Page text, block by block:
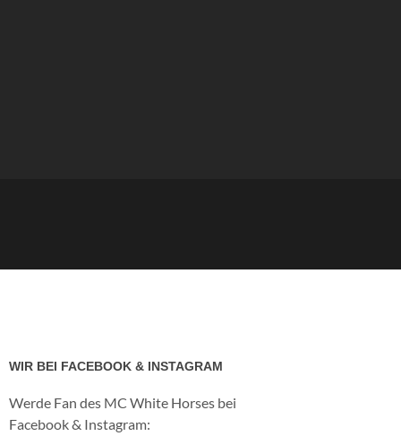
WIR BEI FACEBOOK & INSTAGRAM
Werde Fan des MC White Horses bei
Facebook & Instagram: